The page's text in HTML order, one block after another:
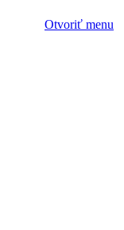
Otvoriť menu